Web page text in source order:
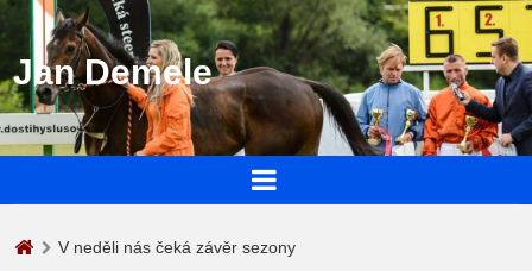
Jan Demele
V neděli nás čeká závěr sezony